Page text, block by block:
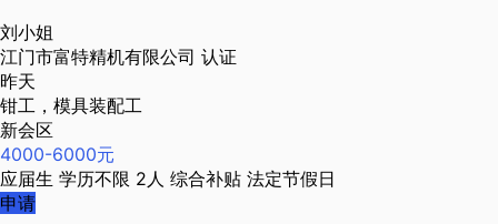
刘小姐
江门市富特精机有限公司 认证
昨天
钳工，模具装配工
新会区
4000-6000元
应届生 学历不限 2人 综合补贴 法定节假日
申请